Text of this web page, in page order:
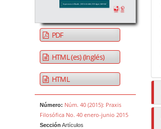
PDF
HTML (es) (Inglés)
HTML
Número: Núm. 40 (2015): Praxis
Filosófica No. 40 enero-junio 2015
Sección Artículos